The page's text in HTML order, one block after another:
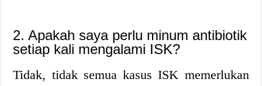
2. Apakah saya perlu minum antibiotik
setiap kali mengalami ISK?
Tidak, tidak semua kasus ISK memerlukan